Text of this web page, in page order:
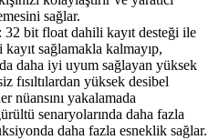
sağlar.
bit float dahili kayıt desteği ile
sağlamakla kalmayıp,
daha iyi uyum sağlayan yüksek
fısıltılardan yüksek desibel
nüansını yakalamada
senaryolarında daha fazla
daha fazla esneklik sağlar.